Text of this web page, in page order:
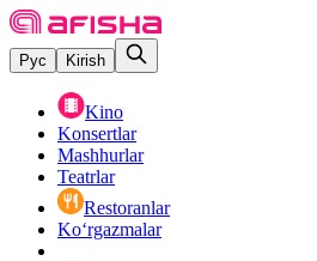
Рус Kirish
Kino
Konsertlar
Mashhurlar
Teatrlar
Restoranlar
Ko‘rgazmalar